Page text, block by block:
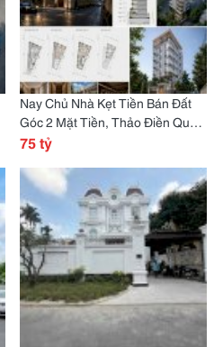
Nay Chủ Nhà Kẹt Tiền Bán Đất
Góc 2 Mặt Tiền, Thảo Điền Quận
2 Chỉ 150Tr/M2
75 tỷ